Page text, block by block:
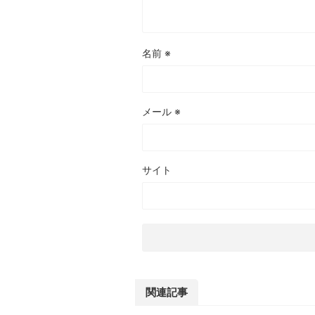
名前 ※
メール ※
サイト
関連記事